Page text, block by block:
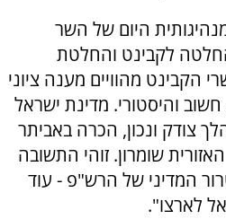
היום של השר
לקבינט והחלטת
הקבינט מהוויים מענה ציוני
חשוב והיסטורי. מדינת ישראל
צודק ונכון, הכרה באביתר
שומרון. זוהי התשובה
המדיני של הרש"פ - עוד
לארצו".